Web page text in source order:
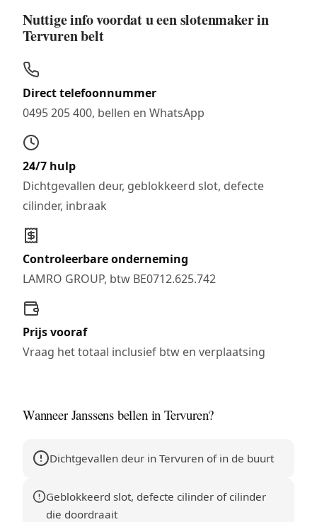
Nuttige info voordat u een slotenmaker in
Tervuren belt
Direct telefoonnummer
0495 205 400, bellen en WhatsApp
24/7 hulp
Dichtgevallen deur, geblokkeerd slot, defecte
cilinder, inbraak
Controleerbare onderneming
LAMRO GROUP, btw BE0712.625.742
Prijs vooraf
Vraag het totaal inclusief btw en verplaatsing
Wanneer Janssens bellen in Tervuren?
Dichtgevallen deur in Tervuren of in de buurt
Geblokkeerd slot, defecte cilinder of cilinder
die doordraait